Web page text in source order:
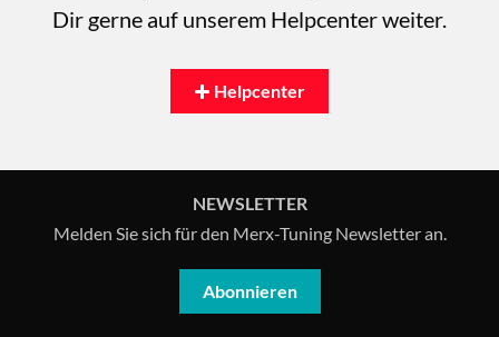
Dir gerne auf unserem Helpcenter weiter.
Helpcenter
NEWSLETTER
Melden Sie sich für den Merx-Tuning Newsletter an.
Abonnieren